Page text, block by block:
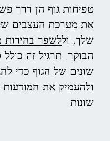
טפיחות גוף הן דרך
את מערכת העצבים
שלך, וללשפר בהירות
הבוקר. תרגיל זה
שונים של הגוף כדי
ולהעמיק את המודעות
שונות.